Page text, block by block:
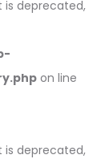
is deprecated,
on line
is deprecated,